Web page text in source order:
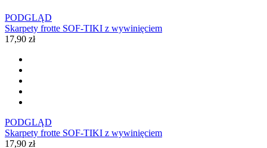
PODGLĄD
Skarpety frotte SOF-TIKI z wywinięciem
17,90 zł
PODGLĄD
Skarpety frotte SOF-TIKI z wywinięciem
17,90 zł